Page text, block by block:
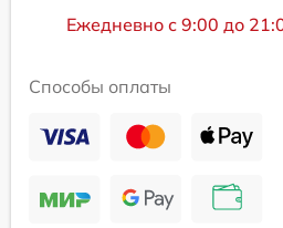
Ежедневно с 9:00 до
Способы оплаты